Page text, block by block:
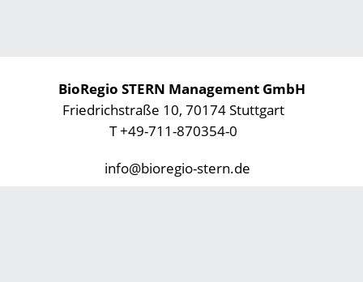
BioRegio STERN Management GmbH
Friedrichstraße 10, 70174 Stuttgart
T +49-711-870354-0
info@bioregio-stern.de